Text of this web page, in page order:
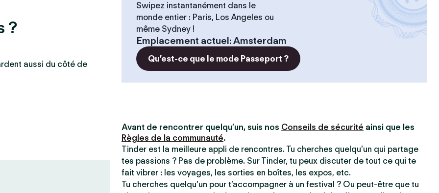
?
aussi du côté de
Swipez instantanément dans le
monde entier : Paris, Los Angeles ou
même Sydney !
Emplacement actuel:Amsterdam
Qu’est-ce que le mode Passeport ?
Avant de rencontrer quelqu’un, suis nos Conseils de sécurité ainsi que les
Règles de la communauté.
Tinder est la meilleure appli de rencontres. Tu cherches quelqu’un qui partage
tes passions ? Pas de problème. Sur Tinder, tu peux discuter de tout ce qui te
fait vibrer : les voyages, les sorties en boîtes, les expos, etc.
Tu cherches quelqu’un pour t’accompagner à un festival ? Ou peut-être que tu